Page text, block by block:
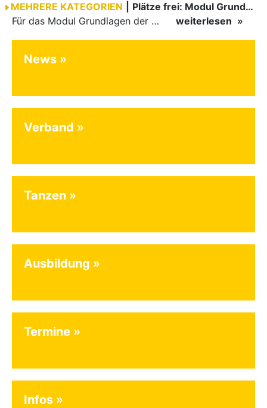
MEHRERE KATEGORIEN
Plätze frei: Modul Grundlagen
Für das Modul Grundlagen der Breitensportausbildung vom 10. bis 13. September an der Landessportschule Albstadt sind noch Plätze frei. Das Modul kann auch für den Lizenzerhalt (30 LE fachlich) genutzt…
weiterlesen
News
Verband
Tanzen
Ausbildung
Termine
Infos